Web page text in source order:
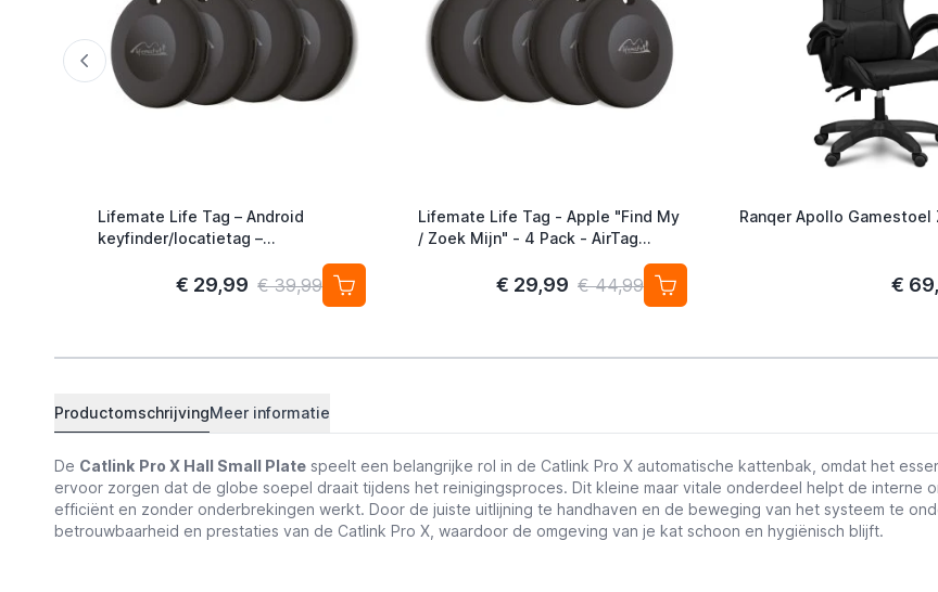
Lifemate Life Tag – Android
keyfinder/locatietag –
Android/Google Find My Device –
€ 29,99 € 39,99
Lifemate Life Tag - Apple "Find My
/ Zoek Mijn" - 4 Pack - AirTag
€ 29,99 € 44,99
Ranqer Apollo Gamestoel
€
ProductomschrijvingMeer informatie
De Catlink Pro X Hall Small Platespeelt een belangrijke rol in de Catlink Pro X automatische kattenbak, omdat het
ervoor zorgen dat de globe soepel draait tijdens het reinigingsproces. Dit kleine maar vitale onderdeel helpt de
efficiënt en zonder onderbrekingen werkt. Door de juiste uitlijning te handhaven en de beweging van het systeem te
betrouwbaarheid en prestaties van de Catlink Pro X, waardoor de omgeving van je kat schoon en hygiënisch blijft.